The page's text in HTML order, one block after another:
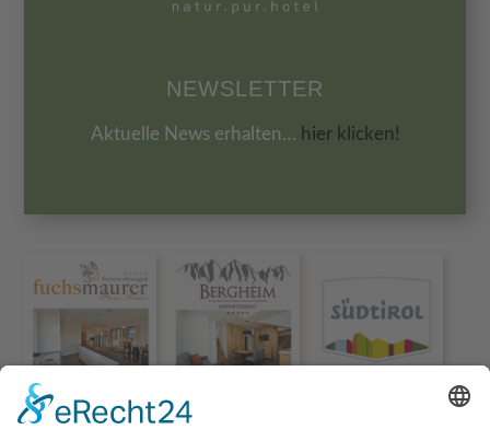
NEWSLETTER
Aktuelle News erhalten… hier klicken!